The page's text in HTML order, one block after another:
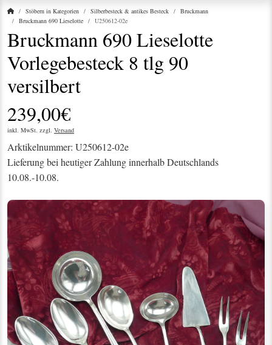
StartseiteStöbern in Kategorien Silberbesteck & antikes Besteck
Bruckmann
Bruckmann 690 Lieselotte
U250612-02e
Bruckmann 690 Lieselotte
Vorlegebesteck 8 tlg 90
versilbert
239,00€
inkl. MwSt. zzgl. Versand
Arktikelnummer: U250612-02e
Lieferung bei heutiger Zahlung innerhalb Deutschlands
10.08.-10.08.